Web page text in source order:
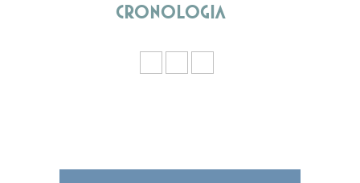
Cronologia